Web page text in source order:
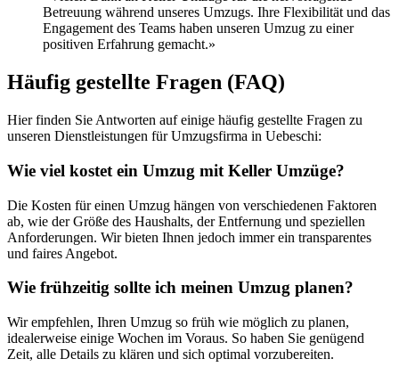
Betreuung während unseres Umzugs. Ihre Flexibilität und das
Engagement des Teams haben unseren Umzug zu einer
positiven Erfahrung gemacht.»
Häufig gestellte Fragen (FAQ)
Hier finden Sie Antworten auf einige häufig gestellte Fragen zu
unseren Dienstleistungen für Umzugsfirma in Uebeschi:
Wie viel kostet ein Umzug mit Keller Umzüge?
Die Kosten für einen Umzug hängen von verschiedenen Faktoren
ab, wie der Größe des Haushalts, der Entfernung und speziellen
Anforderungen. Wir bieten Ihnen jedoch immer ein transparentes
und faires Angebot.
Wie frühzeitig sollte ich meinen Umzug planen?
Wir empfehlen, Ihren Umzug so früh wie möglich zu planen,
idealerweise einige Wochen im Voraus. So haben Sie genügend
Zeit, alle Details zu klären und sich optimal vorzubereiten.